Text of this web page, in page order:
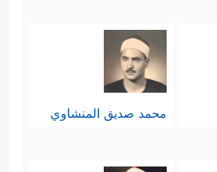
الرسالة السماويَّة
مهما اختلفت
أقوامهم﴿وَلَقَدۡ ءَاتَیۡنَا
محمد صديق المنشاوي